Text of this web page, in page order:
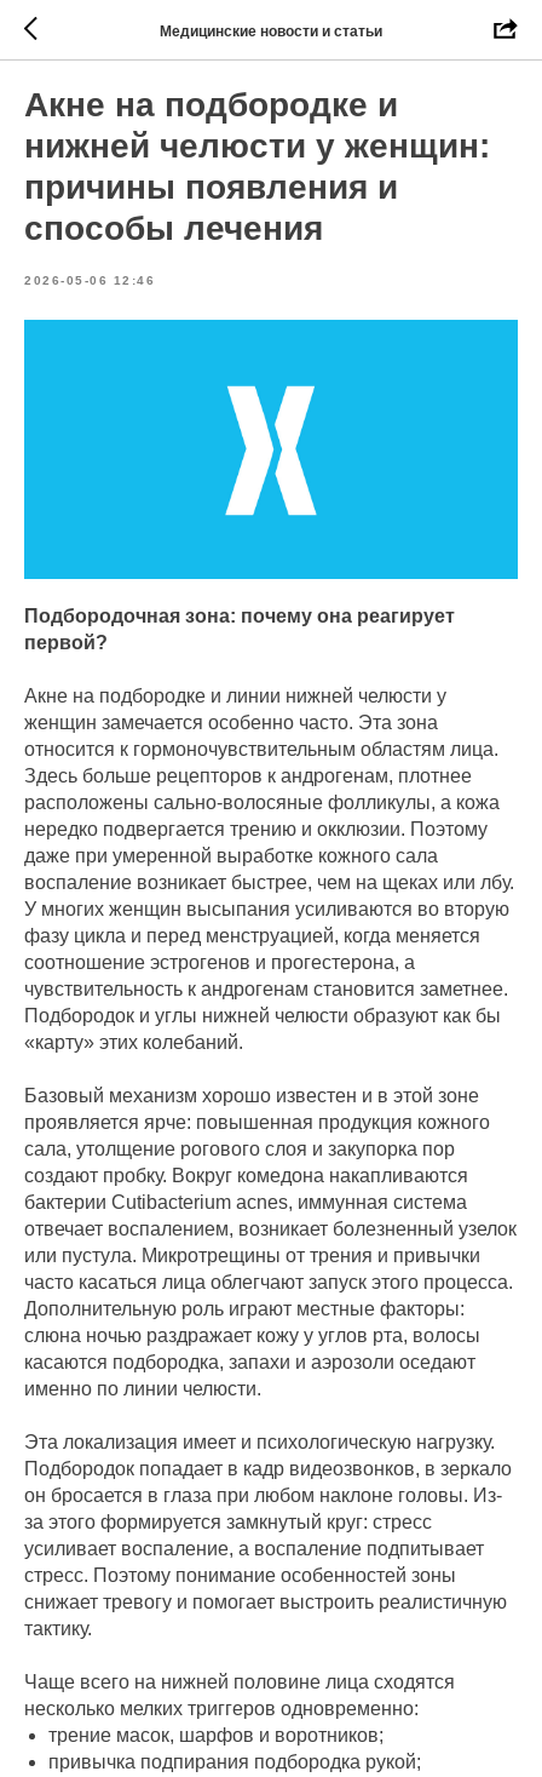
Медицинские новости и статьи
Акне на подбородке и
нижней челюсти у женщин:
причины появления и
способы лечения
2026-05-06 12:46
Подбородочная зона: почему она реагирует
первой?
Акне на подбородке и линии нижней челюсти у
женщин замечается особенно часто. Эта зона
относится к гормоночувствительным областям лица.
Здесь больше рецепторов к андрогенам, плотнее
расположены сально-волосяные фолликулы, а кожа
нередко подвергается трению и окклюзии. Поэтому
даже при умеренной выработке кожного сала
воспаление возникает быстрее, чем на щеках или лбу.
У многих женщин высыпания усиливаются во вторую
фазу цикла и перед менструацией, когда меняется
соотношение эстрогенов и прогестерона, а
чувствительность к андрогенам становится заметнее.
Подбородок и углы нижней челюсти образуют как бы
«карту» этих колебаний.
Базовый механизм хорошо известен и в этой зоне
проявляется ярче: повышенная продукция кожного
сала, утолщение рогового слоя и закупорка пор
создают пробку. Вокруг комедона накапливаются
бактерии Cutibacterium acnes, иммунная система
отвечает воспалением, возникает болезненный узелок
или пустула. Микротрещины от трения и привычки
часто касаться лица облегчают запуск этого процесса.
Дополнительную роль играют местные факторы:
слюна ночью раздражает кожу у углов рта, волосы
касаются подбородка, запахи и аэрозоли оседают
именно по линии челюсти.
Эта локализация имеет и психологическую нагрузку.
Подбородок попадает в кадр видеозвонков, в зеркало
он бросается в глаза при любом наклоне головы. Из-
за этого формируется замкнутый круг: стресс
усиливает воспаление, а воспаление подпитывает
стресс. Поэтому понимание особенностей зоны
снижает тревогу и помогает выстроить реалистичную
тактику.
Чаще всего на нижней половине лица сходятся
несколько мелких триггеров одновременно:
трение масок, шарфов и воротников;
привычка подпирания подбородка рукой;